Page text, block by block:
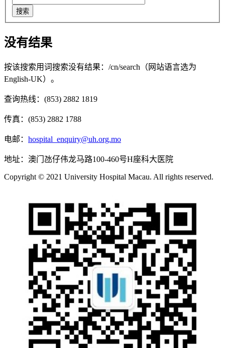
搜索
没有结果
按该搜索用词搜索没有结果：/cn/search（网站语言选为
English-UK）。
查询热线：(853) 2882 1819
传真：(853) 2882 1788
电邮： hospital_enquiry@uh.org.mo
地址：澳门氹仔伟龙马路100-460号H座科大医院
Copyright © 2021 University Hospital Macau. All rights reserved.